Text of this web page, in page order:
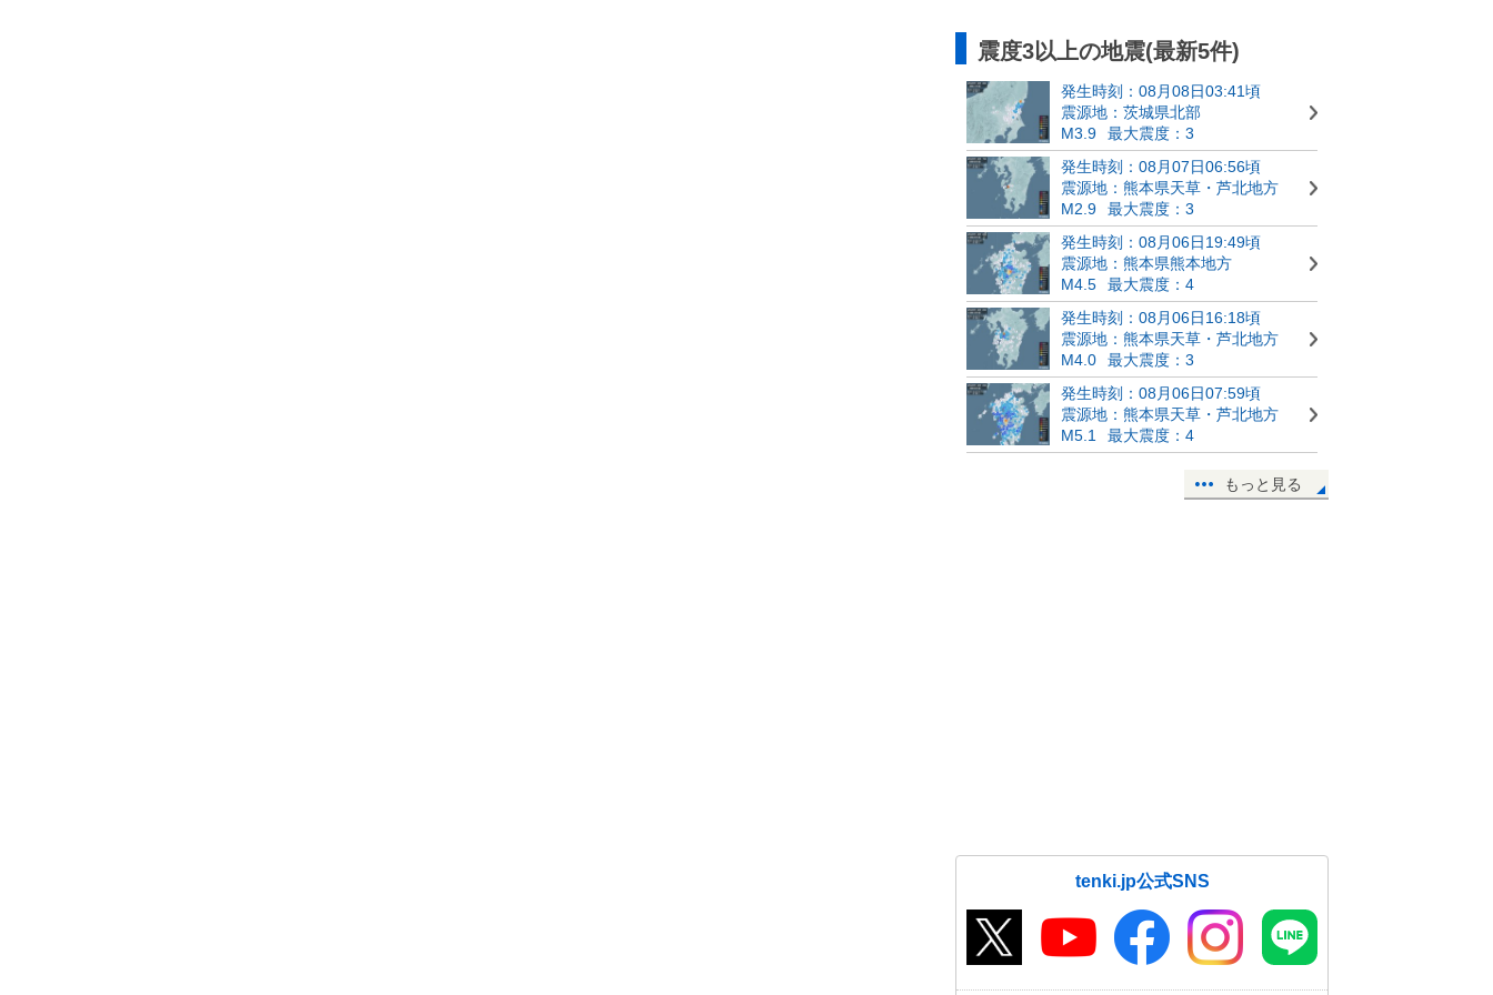
震度3以上の地震(最新5件)
発生時刻：08月08日03:41頃
震源地：茨城県北部
M3.9
最大震度：3
発生時刻：08月07日06:56頃
震源地：熊本県天草・芦北地方
M2.9
最大震度：3
発生時刻：08月06日19:49頃
震源地：熊本県熊本地方
M4.5
最大震度：4
発生時刻：08月06日16:18頃
震源地：熊本県天草・芦北地方
M4.0
最大震度：3
発生時刻：08月06日07:59頃
震源地：熊本県天草・芦北地方
M5.1
最大震度：4
もっと見る
tenki.jp公式SNS